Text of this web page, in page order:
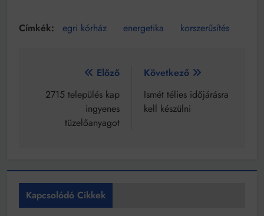
egri kórház energetika korszerűsítés
Bejegyzés
navigáció
Előző
2715 település kap
ingyenes
tüzelőanyagot
Következő
Ismét télies időjárásra
kell készülni
Kapcsolódó Cikkek